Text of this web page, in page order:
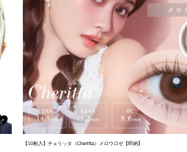
【10枚入】チェリッタ（Cheritta）メロウロゼ【即納】